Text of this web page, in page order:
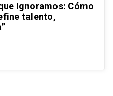
Ignoramos: Cómo
talento,